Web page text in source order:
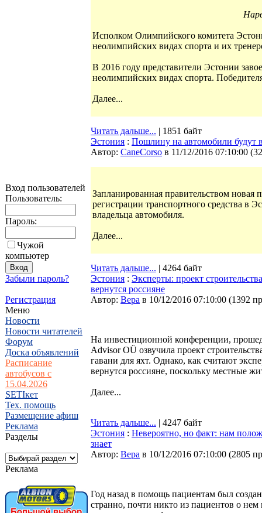
Вход пользователей
Пользователь:
Пароль:
Чужой
компьютер
Забыли пароль?
Регистрация
Меню
Новости
Новости читателей
Форум
Доска объявлений
Расписание
автобусов с
15.04.2026
SETIкет
Тех. помощь
Размещение афиш
Реклама
Разделы
Реклама
Исполком Олимпийского комитета
неолимпийских видах спорта и их
В 2016 году представители Эстонии
неолимпийских видах спорта.
Далее...
Читать дальше... | 1851 байт
Эстония : Пошлину на автомобили будут
Автор: CaneCorso в 11/12/2016 07:10:00 (
Запланированная правительством новая
регистрации транспортного средства в
владельца автомобиля.
Далее...
Читать дальше... | 4264 байт
Эстония : Эксперты: проект
вернутся россияне
Автор: Bepa в 10/12/2016 07:10:00 (1392
На инвестиционной конференции,
Advisor OÜ озвучила проект
гавани для яхт. Однако, как считают
вернутся россияне, поскольку местные
Далее...
Читать дальше... | 4247 байт
Эстония : Невероятно, но факт: нам
знает
Автор: Bepa в 10/12/2016 07:10:00 (2805
Год назад в помощь пациентам был
странно, почти никто из пациентов о нем